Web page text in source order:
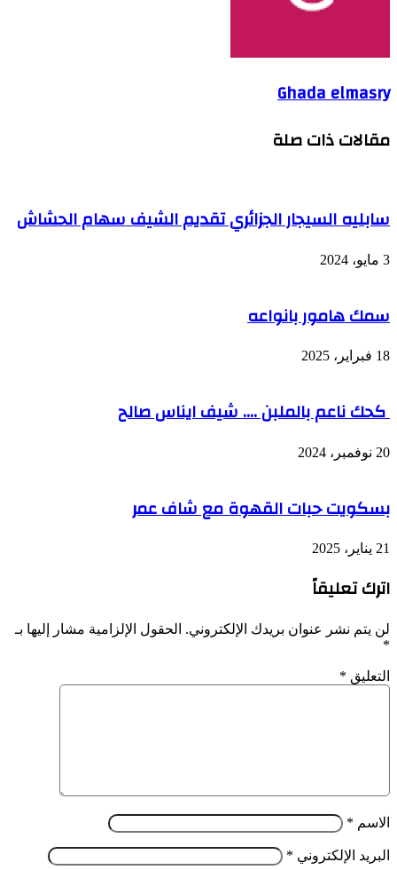
Ghada elmasry
مقالات ذات صلة
سابليه السيجار الجزائري تقديم الشيف سهام الحشاش
3 مايو، 2024
سمك هامور بانواعه
18 فبراير، 2025
كحك ناعم بالملبن …. شيف ايناس صالح
20 نوفمبر، 2024
بسكويت حبات القهوة مع شاف عمر
21 يناير، 2025
اترك تعليقاً
لن يتم نشر عنوان بريدك الإلكتروني. الحقول الإلزامية مشار إليها بـ
*
التعليق *
الاسم *
البريد الإلكتروني *